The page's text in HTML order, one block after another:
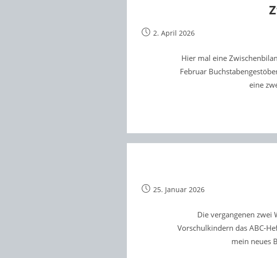
Beitrag2. April 2026
Hier mal eine
Februar
eine
Beitrag25. Januar 2026
Die vergangenen
Vorschulkindern das ABC-
mein neues